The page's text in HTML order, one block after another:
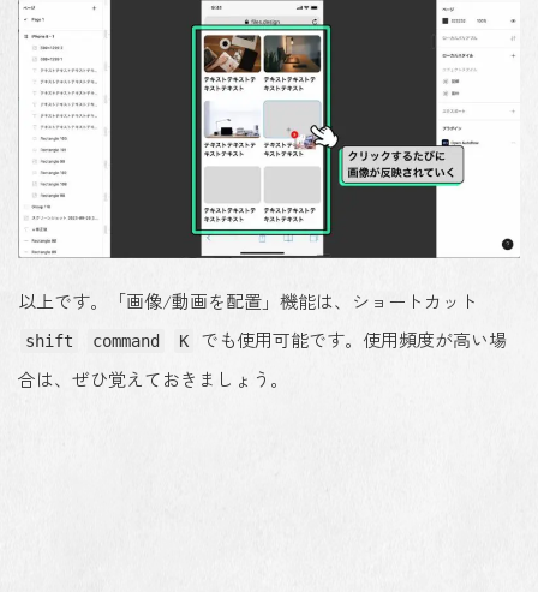
以上です。「画像/動画を配置」機能は、ショートカット
shift command K
でも使用可能です。使用頻度が高い場
合は、ぜひ覚えておきましょう。